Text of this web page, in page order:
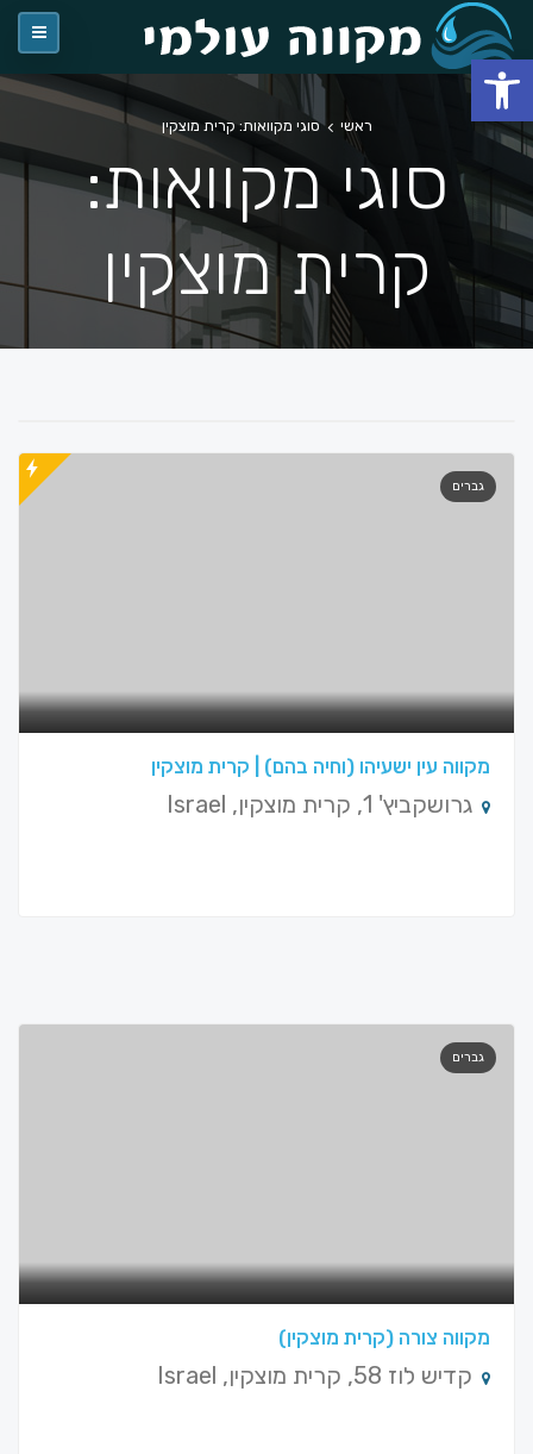
ראשי סוגי מקוואות: קרית מוצקין
סוגי מקוואות:
קרית מוצקין
גברים
מקווה עין ישעיהו (וחיה בהם) | קרית מוצקין
גרושקביץ' 1, קרית מוצקין, Israel
גברים
מקווה צורה (קרית מוצקין)
קדיש לוז 58, קרית מוצקין, Israel
פתח סרגל נגישות